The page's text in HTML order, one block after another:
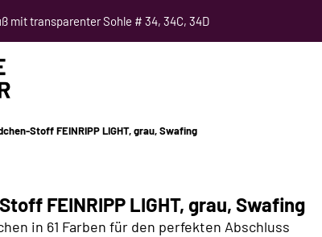
mit transparenter Sohle # 34, 34C, 34D
Stoff FEINRIPP LIGHT, grau, Swafing
FEINRIPP LIGHT, grau, Swafing
in 61 Farben für den perfekten Abschluss